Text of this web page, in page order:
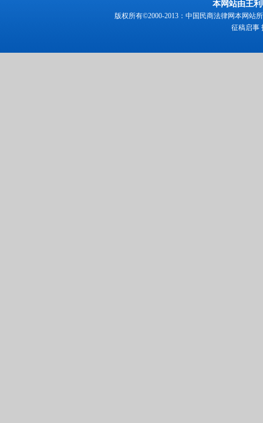
本网站由王
版权所有©2000-2013：中国民商法律网本网站
征稿启事